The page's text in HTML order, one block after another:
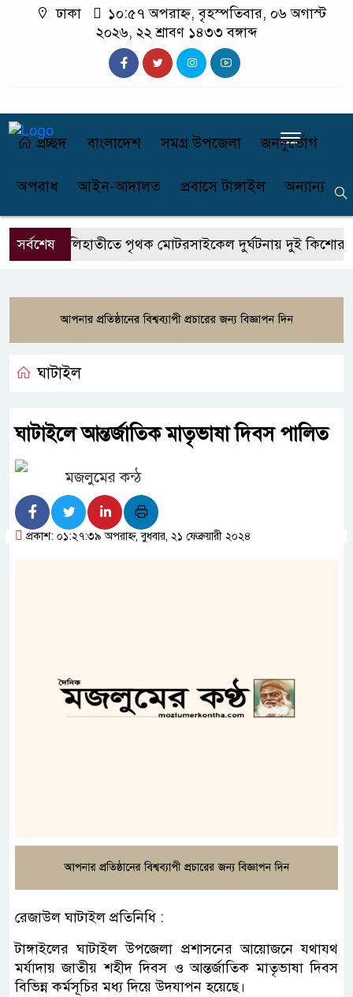
ঢাকা
১০:৫৭ অপরাহ্ন, বৃহস্পতিবার, ০৬ অগাস্ট
২০২৬, ২২ শ্রাবণ ১৪৩৩ বঙ্গাব্দ
প্রচ্ছদ বাংলাদেশ সমগ্র উপজেলা জনদুর্ভোগ
অপরাধ আইন-আদালত প্রবাসে টাঙ্গাইল অন্যান্য
সর্বশেষ
কালিহাতীতে পৃথক মোটরসাইকেল দুর্ঘটনায় দুই কিশোর
ঘাটাইল
ঘাটাইলে আন্তর্জাতিক মাতৃভাষা দিবস পালিত
মজলুমের কন্ঠ
প্রকাশ: ০১:২৭:৩৯ অপরাহ্ন, বুধবার, ২১ ফেব্রুয়ারী ২০২৪
রেজাউল ঘাটাইল প্রতিনিধি :
টাঙ্গাইলের ঘাটাইল উপজেলা প্রশাসনের আয়োজনে যথাযথ
মর্যাদায় জাতীয় শহীদ দিবস ও আন্তর্জাতিক মাতৃভাষা দিবস
বিভিন্ন কর্মসূচির মধ্য দিয়ে উদযাপন হয়েছে।